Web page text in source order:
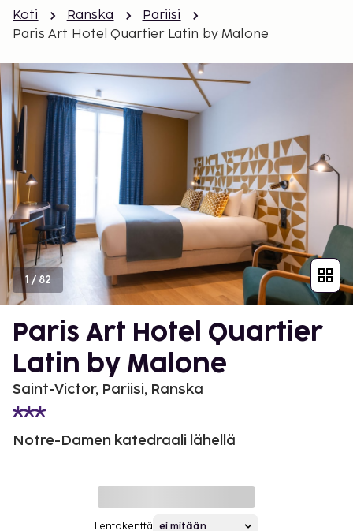
Koti Ranska
Pariisi
Paris Art Hotel Quartier Latin by Malone
1/82
Paris Art Hotel Quartier
Latin by Malone
Saint-Victor, Pariisi, Ranska
Notre-Damen katedraali lähellä
Lentokenttä